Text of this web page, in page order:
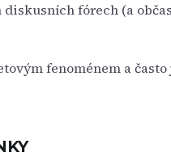
fórech (a
fenoménem a